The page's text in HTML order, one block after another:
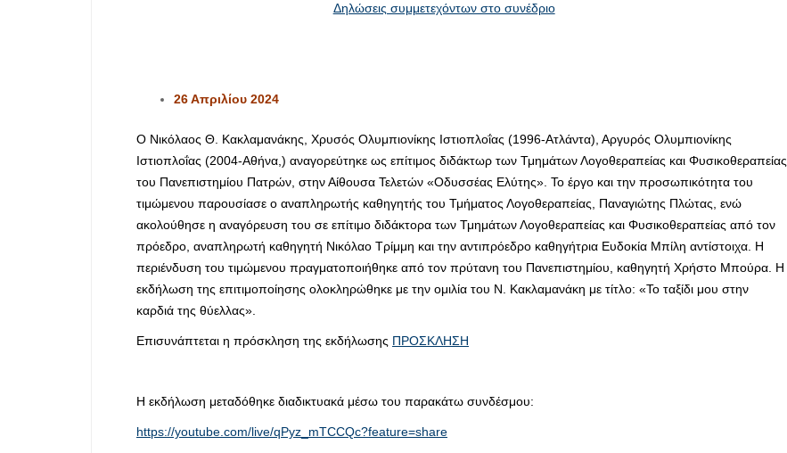
Δηλώσεις συμμετεχόντων στο συνέδριο
26 Απριλίου 2024
O Νικόλαος Θ. Κακλαμανάκης, Χρυσός Ολυμπιονίκης Ιστιοπλοΐας (1996-Ατλάντα), Αργυρός Ολυμπιονίκης
Ιστιοπλοΐας (2004-Αθήνα,) αναγορεύτηκε ως επίτιμος διδάκτωρ των Τμημάτων Λογοθεραπείας και Φυσικοθεραπείας
του Πανεπιστημίου Πατρών, στην Αίθουσα Τελετών «Οδυσσέας Ελύτης». Το έργο και την προσωπικότητα του
τιμώμενου παρουσίασε ο αναπληρωτής καθηγητής του Τμήματος Λογοθεραπείας, Παναγιώτης Πλώτας, ενώ
ακολούθησε η αναγόρευση του σε επίτιμο διδάκτορα των Τμημάτων Λογοθεραπείας και Φυσικοθεραπείας από τον
πρόεδρο, αναπληρωτή καθηγητή Νικόλαο Τρίμμη και την αντιπρόεδρο καθηγήτρια Ευδοκία Μπίλη αντίστοιχα. Η
περιένδυση του τιμώμενου πραγματοποιήθηκε από τον πρύτανη του Πανεπιστημίου, καθηγητή Χρήστο Μπούρα. Η
εκδήλωση της επιτιμοποίησης ολοκληρώθηκε με την ομιλία του Ν. Κακλαμανάκη με τίτλο: «Το ταξίδι μου στην
καρδιά της θύελλας».
Επισυνάπτεται η πρόσκληση της εκδήλωσης ΠΡΟΣΚΛΗΣΗ
H εκδήλωση μεταδόθηκε διαδικτυακά μέσω του παρακάτω συνδέσμου:
https://youtube.com/live/qPyz_mTCCQc?feature=share